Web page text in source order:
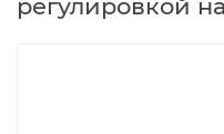
регулировкой